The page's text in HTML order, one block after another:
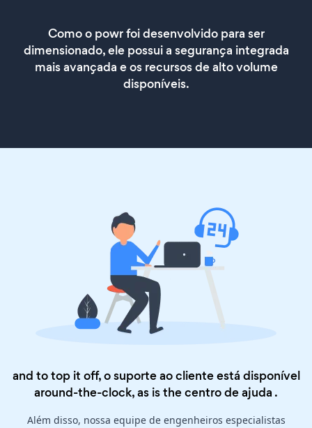
Como o powr foi desenvolvido para ser
dimensionado, ele possui a segurança integrada
mais avançada e os recursos de alto volume
disponíveis.
and to top it off, o suporte ao cliente está disponível
around-the-clock, as is thecentro de ajuda .
Além disso, nossa equipe de engenheiros especialistas